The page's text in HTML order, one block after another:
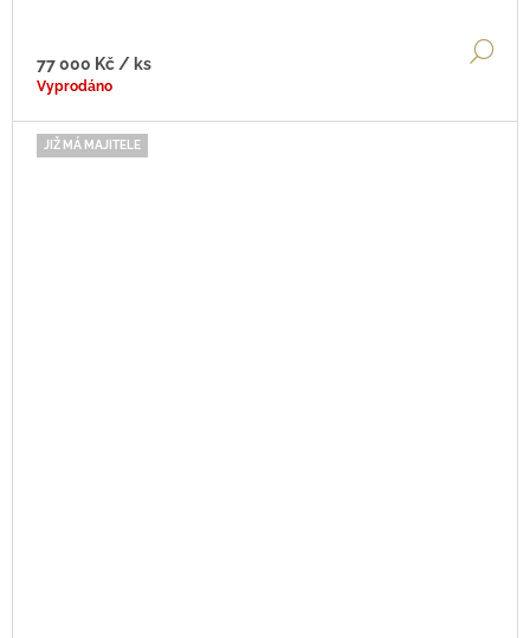
77 000 Kč/ ks
Vyprodáno
JIŽ MÁ MAJITELE